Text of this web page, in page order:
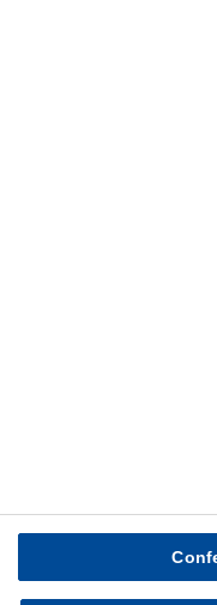
Compliance Hotline
Data protection @ BASF